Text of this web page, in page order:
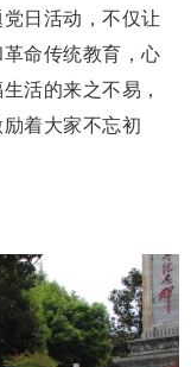
日活动，不仅让
命传统教育，心
活的来之不易，
着大家不忘初